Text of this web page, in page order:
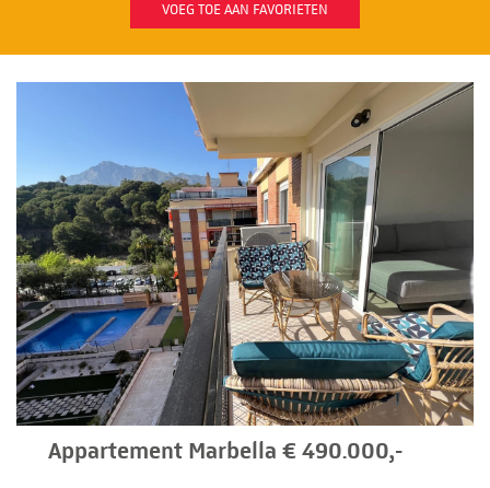
VOEG TOE AAN FAVORIETEN
Appartement Marbella € 490.000,-